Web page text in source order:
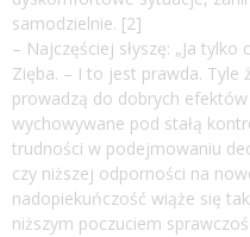
samodzielnie. [2]
– Najczęściej słyszę: „Ja
Zięba. – I to jest prawda. Tyle
prowadzą do dobrych
wychowywane pod stałą
trudności w podejmowaniu
czy niższej odporności na
nadopiekuńczość wiąże się
niższym poczuciem